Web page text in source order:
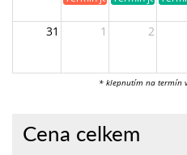
31 1 2
* klepnutím na termín
Cena celkem